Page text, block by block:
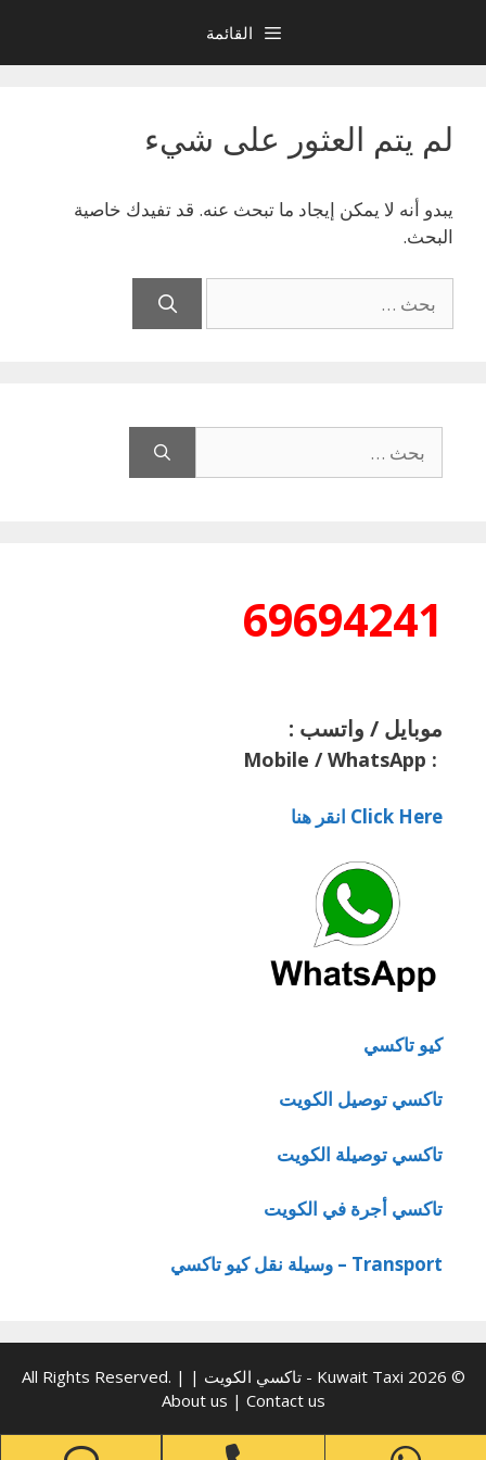
المحتوى
القائمة
لم يتم العثور على شيء
يبدو أنه لا يمكن إيجاد ما تبحث عنه. قد تفيدك خاصية
البحث.
عن:
عن:
69694241
موبايل / واتسب :
:
Mobile / WhatsApp
Click Here انقر هنا
كيو تاكسي
تاكسي توصيل الكويت
تاكسي توصيلة الكويت
تاكسي أجرة في الكويت
Transport – وسيلة نقل كيو تاكسي
© 2026 Kuwait Taxi - تاكسي الكويت | All Rights Reserved. |
About us | Contact us